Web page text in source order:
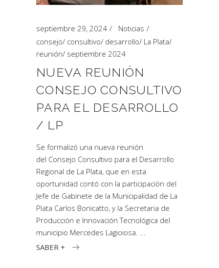
septiembre 29, 2024
Noticias
consejo/ consultivo/ desarrollo/ La Plata/
reunión/ septiembre 2024
NUEVA REUNIÓN
CONSEJO CONSULTIVO
PARA EL DESARROLLO
/ LP
Se formalizó una nueva reunión
del Consejo Consultivo para el Desarrollo
Regional de La Plata, que en esta
oportunidad contó con la participación del
Jefe de Gabinete de la Municipalidad de La
Plata Carlos Bonicatto, y la Secretaria de
Producción e Innovación Tecnológica del
municipio Mercedes Lagioiosa.
SABER +